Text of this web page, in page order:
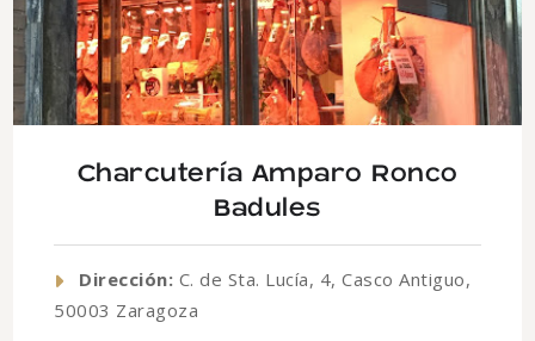
Charcutería Amparo Ronco
Badules
Dirección: C. de Sta. Lucía, 4, Casco Antiguo,
50003 Zaragoza